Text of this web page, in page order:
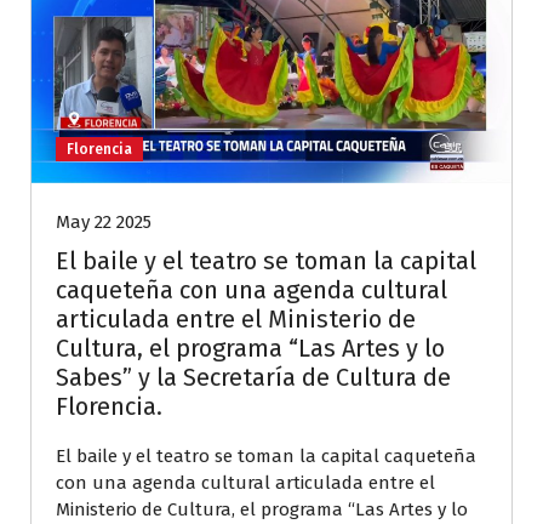
Florencia
May 22 2025
El baile y el teatro se toman la capital
caqueteña con una agenda cultural
articulada entre el Ministerio de
Cultura, el programa “Las Artes y lo
Sabes” y la Secretaría de Cultura de
Florencia.
El baile y el teatro se toman la capital caqueteña
con una agenda cultural articulada entre el
Ministerio de Cultura, el programa “Las Artes y lo